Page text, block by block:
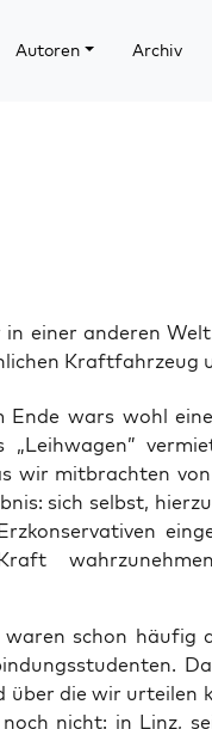
Autoren Archiv
einer anderen
Kraftfahrzeug
Ende wars wohl
„Leih­wa­gen”
wir mit­brach­ten
sich selbst,
waren schon häu­fig
über die wir urtei­len
nicht: in Linz,